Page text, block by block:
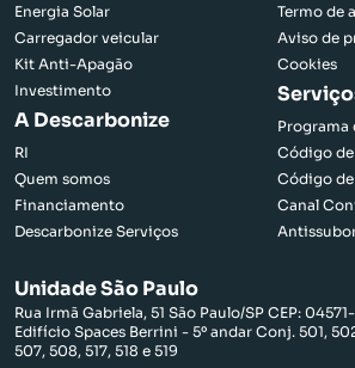
Energia Solar
Carregador veicular
Kit Anti-Apagão
Investimento
A Descarbonize
RI
Quem somos
Financiamento
Descarbonize Serviços
Termo de
Aviso de
Cookies
Programa
Código
Código
Canal
Unidade São Paulo
Rua Irmã Gabriela, 51 São Paulo/SP CEP:
Edifício Spaces Berrini - 5º andar Conj. 501,
507, 508, 517, 518 e 519